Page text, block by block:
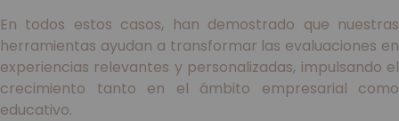
En todos estos casos, han demostrado que nuestras
herramientas ayudan a transformar las evaluaciones en
experiencias relevantes y personalizadas, impulsando el
crecimiento tanto en el ámbito empresarial como
educativo.